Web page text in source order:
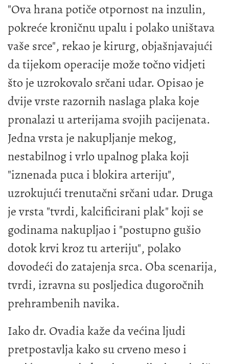
"Ova hrana potiče otpornost na inzulin,
pokreće kroničnu upalu i polako uništava
vaše srce", rekao je kirurg, objašnjavajući
da tijekom operacije može točno vidjeti
što je uzrokovalo srčani udar. Opisao je
dvije vrste razornih naslaga plaka koje
pronalazi u arterijama svojih pacijenata.
Jedna vrsta je nakupljanje mekog,
nestabilnog i vrlo upalnog plaka koji
"iznenada puca i blokira arteriju",
uzrokujući trenutačni srčani udar. Druga
je vrsta "tvrdi, kalcificirani plak" koji se
godinama nakupljao i "postupno gušio
dotok krvi kroz tu arteriju", polako
dovodeći do zatajenja srca. Oba scenarija,
tvrdi, izravna su posljedica dugoročnih
prehrambenih navika.
Iako dr. Ovadia kaže da većina ljudi
pretpostavlja kako su crveno meso i